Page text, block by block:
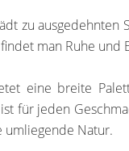
zu
man Ruhe und
eine breite
für jeden
umliegende Natur.